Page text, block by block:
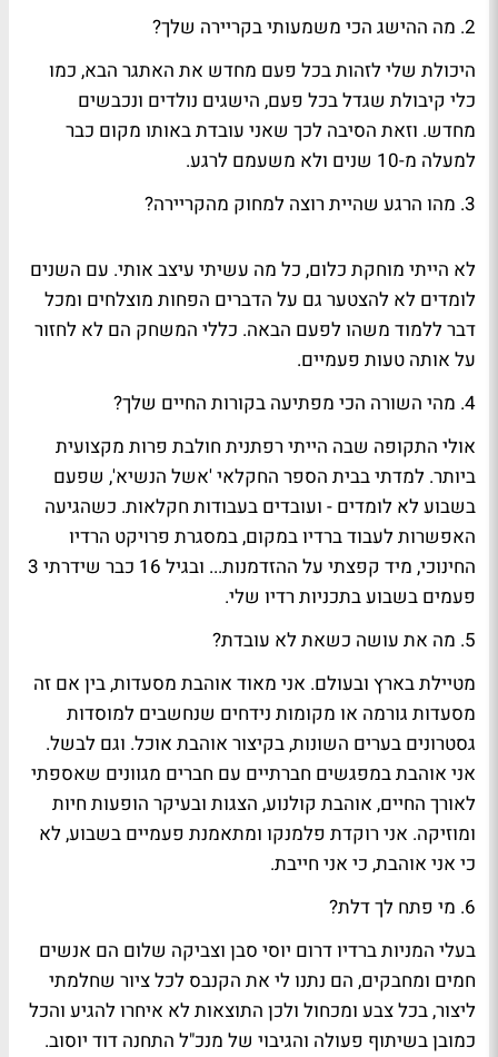
2. מה ההישג הכי משמעותי בקריירה שלך?
היכולת שלי לזהות בכל פעם מחדש את האתגר הבא, כמו
כלי קיבולת שגדל בכל פעם, הישגים נולדים ונכבשים
מחדש. וזאת הסיבה לכך שאני עובדת באותו מקום כבר
למעלה מ-10 שנים ולא משעמם לרגע.
3. מהו הרגע שהיית רוצה למחוק מהקריירה?
לא הייתי מוחקת כלום, כל מה עשיתי עיצב אותי. עם השנים
לומדים לא להצטער גם על הדברים הפחות מוצלחים ומכל
דבר ללמוד משהו לפעם הבאה. כללי המשחק הם לא לחזור
על אותה טעות פעמיים.
4. מהי השורה הכי מפתיעה בקורות החיים שלך?
אולי התקופה שבה הייתי רפתנית חולבת פרות מקצועית
ביותר. למדתי בבית הספר החקלאי 'אשל הנשיא', שפעם
בשבוע לא לומדים - ועובדים בעבודות חקלאות. כשהגיעה
האפשרות לעבוד ברדיו במקום, במסגרת פרויקט הרדיו
החינוכי, מיד קפצתי על ההזדמנות... ובגיל 16 כבר שידרתי 3
פעמים בשבוע בתכניות רדיו שלי.
5. מה את עושה כשאת לא עובדת?
מטיילת בארץ ובעולם. אני מאוד אוהבת מסעדות, בין אם זה
מסעדות גורמה או מקומות נידחים שנחשבים למוסדות
גסטרונים בערים השונות, בקיצור אוהבת אוכל. וגם לבשל.
אני אוהבת במפגשים חברתיים עם חברים מגוונים שאספתי
לאורך החיים, אוהבת קולנוע, הצגות ובעיקר הופעות חיות
ומוזיקה. אני רוקדת פלמנקו ומתאמנת פעמיים בשבוע, לא
כי אני אוהבת, כי אני חייבת.
6. מי פתח לך דלת?
בעלי המניות ברדיו דרום יוסי סבן וצביקה שלום הם אנשים
חמים ומחבקים, הם נתנו לי את הקנבס לכל ציור שחלמתי
ליצור, בכל צבע ומכחול ולכן התוצאות לא איחרו להגיע והכל
כמובן בשיתוף פעולה והגיבוי של מנכ"ל התחנה דוד יוסוב.